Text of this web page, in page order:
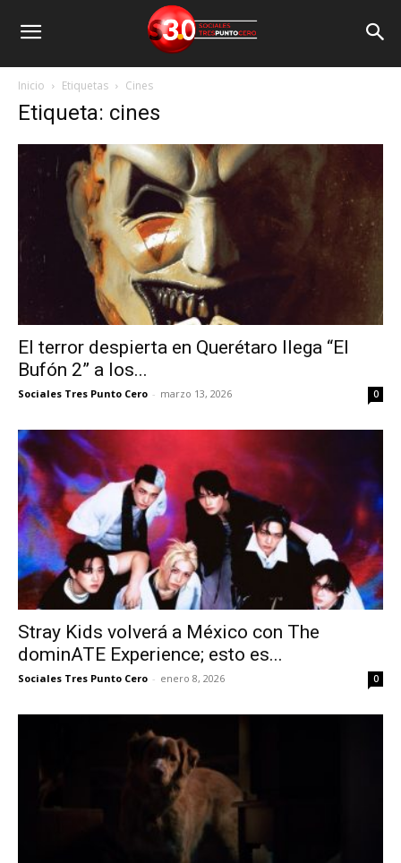
Inicio Etiquetas Cines
Etiqueta: cines
El terror despierta en Querétaro llega “El
Bufón 2” a los...
Sociales Tres Punto Cero - marzo 13, 2026 0
Stray Kids volverá a México con The
dominATE Experience; esto es...
Sociales Tres Punto Cero - enero 8, 2026 0